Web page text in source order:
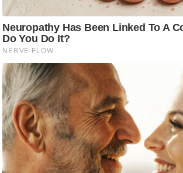
क्षा
ध
र्म
ज्यो
ति
ष
प्र
भु
म
हि